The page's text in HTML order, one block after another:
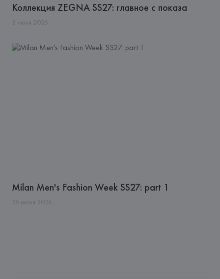
Коллекция ZEGNA SS27: главное с показа
2 июля 2026
Milan Men's Fashion Week SS27: part 1
26 июня 2026